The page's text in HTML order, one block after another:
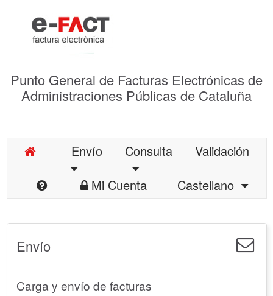
Punto General de Facturas Electrónicas de
Administraciones Públicas de Cataluña
Envío Consulta
Validación
Mi Cuenta
Castellano
Envío
Carga y envío de facturas